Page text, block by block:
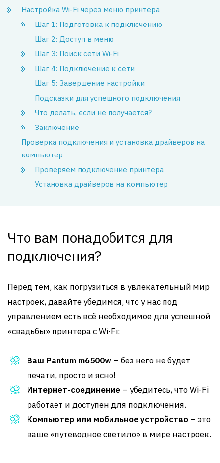
Настройка Wi-Fi через меню принтера
Шаг 1: Подготовка к подключению
Шаг 2: Доступ в меню
Шаг 3: Поиск сети Wi-Fi
Шаг 4: Подключение к сети
Шаг 5: Завершение настройки
Подсказки для успешного подключения
Что делать, если не получается?
Заключение
Проверка подключения и установка драйверов на
компьютер
Проверяем подключение принтера
Установка драйверов на компьютер
Что вам понадобится для
подключения?
Перед тем, как погрузиться в увлекательный мир
настроек, давайте убедимся, что у нас под
управлением есть всё необходимое для успешной
«свадьбы» принтера с Wi-Fi:
Ваш Pantum m6500w – без него не будет
печати, просто и ясно!
Интернет-соединение – убедитесь, что Wi-Fi
работает и доступен для подключения.
Компьютер или мобильное устройство – это
ваше «путеводное светило» в мире настроек.